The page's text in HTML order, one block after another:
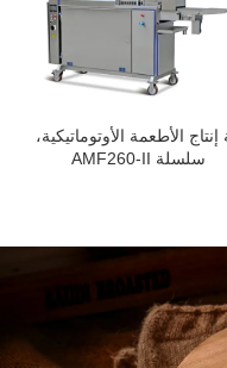
إنتاج الأطعمة الأوتوماتيكية،
سلسلة AMF260-II